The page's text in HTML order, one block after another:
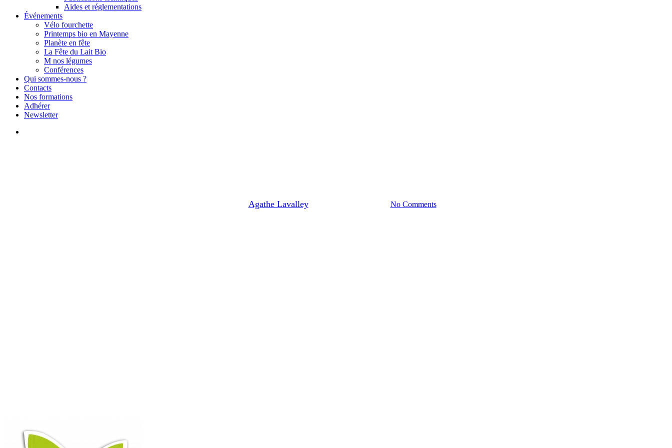
Aides et réglementations
Événements
Vélo fourchette
Printemps bio en Mayenne
Planète en fête
La Fête du Lait Bio
M nos légumes
Conférences
Qui sommes-nous ?
Contacts
Nos formations
Adhérer
Newsletter
Agathe Lavalley30/03/2026 No Comments